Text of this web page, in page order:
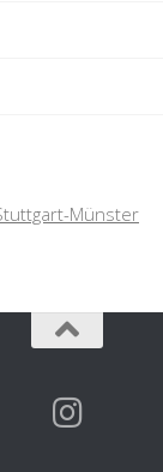
Münster